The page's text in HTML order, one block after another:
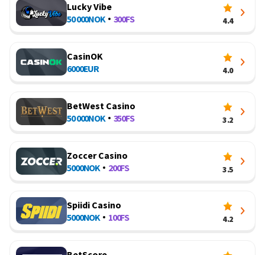
Lucky Vibe
50 000NOK FS
300 4.4
CasinOK
6000EUR 4.0
BetWest Casino
50 000NOK FS
350 3.2
Zoccer Casino
5000NOK FS
200 3.5
Spiidi Casino
5000NOK FS
100 4.2